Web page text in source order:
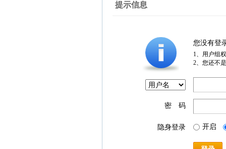
提示信息
您没有登
1、用户组
2、您还不
密 码
隐身登录 开启